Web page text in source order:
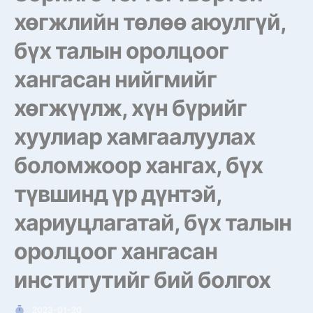
хөгжлийн төлөө аюулгүй,
бүх талын оролцоог
хангасан нийгмийг
хөгжүүлж, хүн бүрийг
хуулиар хамгаалуулах
боломжоор хангах, бүх
түвшинд үр дүнтэй,
хариуцлагатай, бүх талын
оролцоог хангасан
институтийг бий болгох